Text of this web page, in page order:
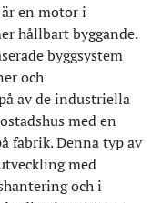
en motor i
hållbart byggande.
byggsystem
och
av de industriella
med en
fabrik. Denna typ av
med
och i